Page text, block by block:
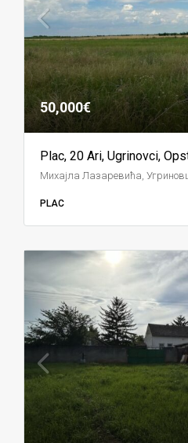
50,000€
Plac, 20 Ari, Ugrinovci,
PLAC